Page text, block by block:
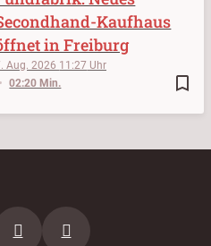
bookmark_border
Aug. 2026 11:27
02:20 Min.
Kaufhaus
in Freiburg